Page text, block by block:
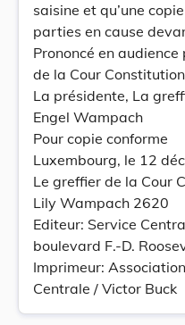
saisine et qu’une
parties en cause
Prononcé en
de la Cour
La présidente, La
Engel Wampach
Pour copie conforme
Luxembourg, le 12
Le greffier de la Cour
Lily Wampach 2620
Editeur: Service
boulevard F.-D.
Imprimeur:
Centrale / Victor Buck